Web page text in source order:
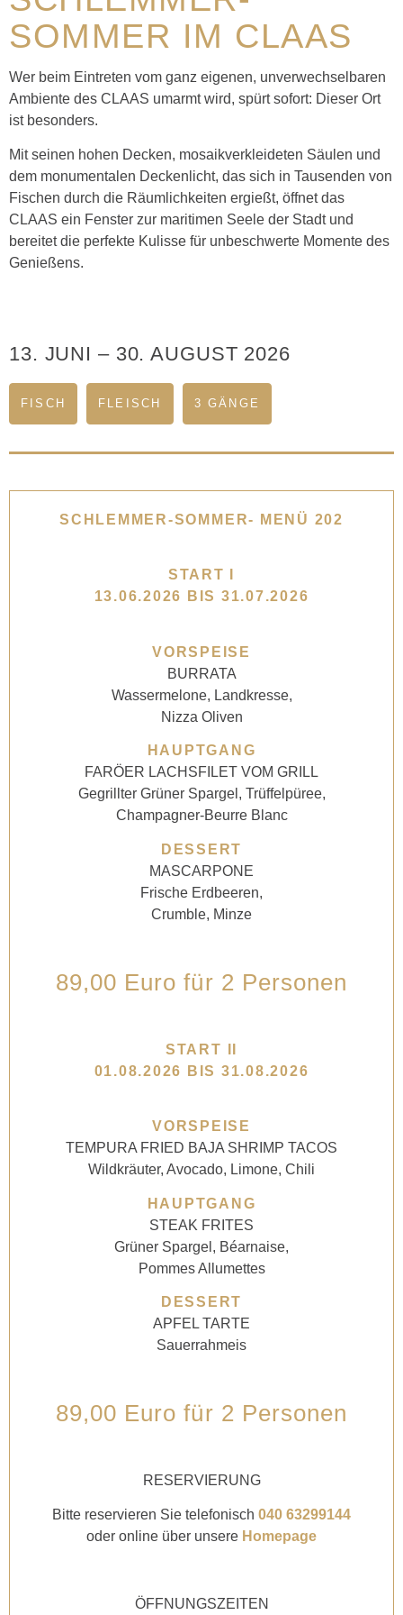
SOMMER IM CLAAS
Wer beim Eintreten vom ganz eigenen, unverwechselbaren
Ambiente des CLAAS umarmt wird, spürt sofort: Dieser Ort
ist besonders.
Mit seinen hohen Decken, mosaikverkleideten Säulen und
dem monumentalen Deckenlicht, das sich in Tausenden von
Fischen durch die Räumlichkeiten ergießt, öffnet das
CLAAS ein Fenster zur maritimen Seele der Stadt und
bereitet die perfekte Kulisse für unbeschwerte Momente des
Genießens.
13. JUNI – 30. AUGUST 2026
FISCH FLEISCH 3 GÄNGE
SCHLEMMER-SOMMER- MENÜ 202
START I
13.06.2026 BIS 31.07.2026
VORSPEISE
BURRATA
Wassermelone, Landkresse,
Nizza Oliven
HAUPTGANG
FARÖER LACHSFILET VOM GRILL
Gegrillter Grüner Spargel, Trüffelpüree,
Champagner-Beurre Blanc
DESSERT
MASCARPONE
Frische Erdbeeren,
Crumble, Minze
89,00 Euro für 2 Personen
START II
01.08.2026 BIS 31.08.2026
VORSPEISE
TEMPURA FRIED BAJA SHRIMP TACOS
Wildkräuter, Avocado, Limone, Chili
HAUPTGANG
STEAK FRITES
Grüner Spargel, Béarnaise,
Pommes Allumettes
DESSERT
APFEL TARTE
Sauerrahmeis
89,00 Euro für 2 Personen
RESERVIERUNG
Bitte reservieren Sie telefonisch 040 63299144
oder online über unsere Homepage
ÖFFNUNGSZEITEN